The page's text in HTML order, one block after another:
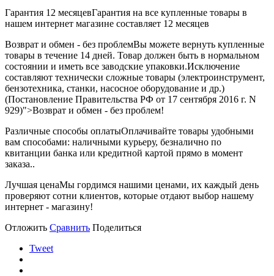
Гарантия 12 месяцевГарантия на все купленные товары в
нашем интернет магазине составляет 12 месяцев
Возврат и обмен - без проблемВы можете вернуть купленные
товары в течение 14 дней. Товар должен быть в нормальном
состоянии и иметь все заводские упаковки.Исключение
составляют технически сложные товары (электроинструмент,
бензотехника, станки, насосное оборудование и др.)
(Постановление Правительства РФ от 17 сентября 2016 г. N
929)">Возврат и обмен - без проблем!
Различные способы оплатыОплачивайте товары удобными
вам способами: наличными курьеру, безналично по
квитанции банка или кредитной картой прямо в момент
заказа..
Лучшая ценаМы гордимся нашими ценами, их каждый день
проверяют сотни клиентов, которые отдают выбор нашему
интернет - магазину!
Отложить Сравнить Поделиться
Tweet